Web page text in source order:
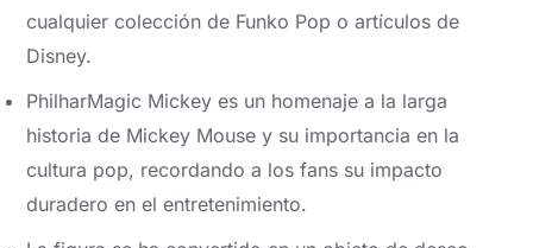
cualquier colección de Funko Pop o artículos de
Disney.
PhilharMagic Mickey es un homenaje a la larga
historia de Mickey Mouse y su importancia en la
cultura pop, recordando a los fans su impacto
duradero en el entretenimiento.